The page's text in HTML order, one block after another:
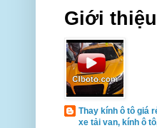
Giới
Thay kính ô tô giá
xe tải van, kính ô